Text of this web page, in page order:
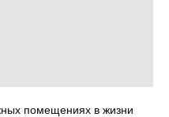
помещениях в жизни